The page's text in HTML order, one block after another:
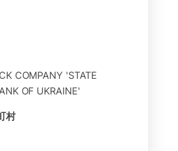
COMPANY 'STATE
OF UKRAINE'
村